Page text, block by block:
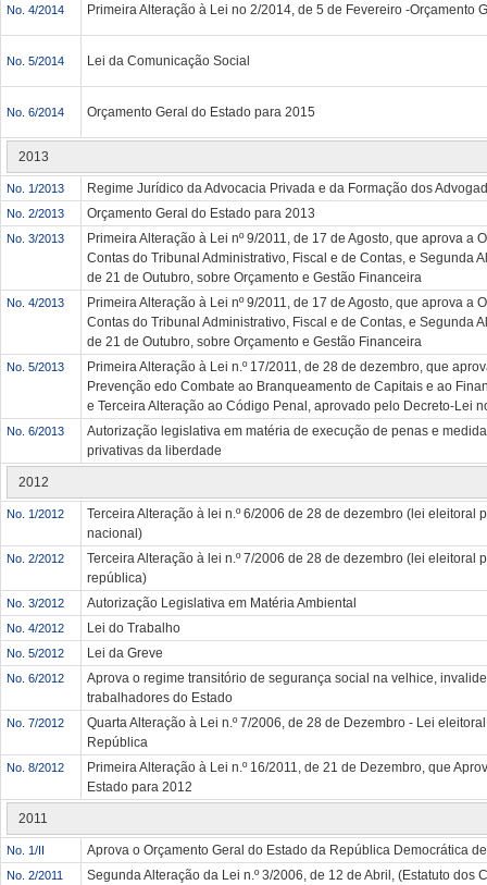
No. 4/2014 Primeira Alteração à Lei no 2/2014, de 5 de Fevereiro -Orçamento
No. 5/2014 Lei da Comunicação Social
No. 6/2014 Orçamento Geral do Estado para 2015
2013
No. 1/2013 Regime Jurídico da Advocacia Privada e da Formação dos
No. 2/2013 Orçamento Geral do Estado para 2013
No. 3/2013
Primeira Alteração à Lei nº 9/2011, de 17 de Agosto, que aprova a
Contas do Tribunal Administrativo, Fiscal e de Contas, e Segunda
de 21 de Outubro, sobre Orçamento e Gestão Financeira
No. 4/2013
Primeira Alteração à Lei nº 9/2011, de 17 de Agosto, que aprova a
Contas do Tribunal Administrativo, Fiscal e de Contas, e Segunda
de 21 de Outubro, sobre Orçamento e Gestão Financeira
No. 5/2013
Primeira Alteração à Lei n.º 17/2011, de 28 de dezembro, que
Prevenção edo Combate ao Branqueamento de Capitais e ao
e Terceira Alteração ao Código Penal, aprovado pelo Decreto-Lei
No. 6/2013
Autorização legislativa em matéria de execução de penas e
privativas da liberdade
2012
No. 1/2012
Terceira Alteração à lei n.º 6/2006 de 28 de dezembro (lei eleitoral
nacional)
No. 2/2012
Terceira Alteração à lei n.º 7/2006 de 28 de dezembro (lei eleitoral
república)
No. 3/2012 Autorização Legislativa em Matéria Ambiental
No. 4/2012 Lei do Trabalho
No. 5/2012 Lei da Greve
No. 6/2012
Aprova o regime transitório de segurança social na velhice,
trabalhadores do Estado
No. 7/2012
Quarta Alteração à Lei n.º 7/2006, de 28 de Dezembro - Lei
República
No. 8/2012
Primeira Alteração à Lei n.º 16/2011, de 21 de Dezembro, que
Estado para 2012
2011
No. 1/II Aprova o Orçamento Geral do Estado da República Democrática
No. 2/2011
Segunda Alteração da Lei n.º 3/2006, de 12 de Abril, (Estatuto dos